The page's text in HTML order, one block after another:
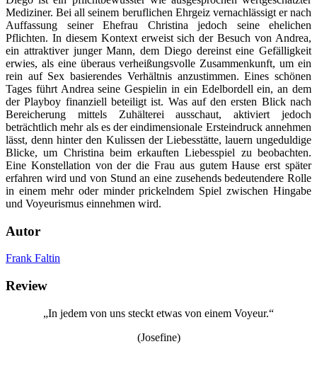
Mediziner. Bei all seinem beruflichen Ehrgeiz vernachlässigt er nach
Auffassung seiner Ehefrau Christina jedoch seine ehelichen
Pflichten. In diesem Kontext erweist sich der Besuch von Andrea,
ein attraktiver junger Mann, dem Diego dereinst eine Gefälligkeit
erwies, als eine überaus verheißungsvolle Zusammenkunft, um ein
rein auf Sex basierendes Verhältnis anzustimmen. Eines schönen
Tages führt Andrea seine Gespielin in ein Edelbordell ein, an dem
der Playboy finanziell beteiligt ist. Was auf den ersten Blick nach
Bereicherung mittels Zuhälterei ausschaut, aktiviert jedoch
beträchtlich mehr als es der eindimensionale Ersteindruck annehmen
lässt, denn hinter den Kulissen der Liebesstätte, lauern ungeduldige
Blicke, um Christina beim erkauften Liebesspiel zu beobachten.
Eine Konstellation von der die Frau aus gutem Hause erst später
erfahren wird und von Stund an eine zusehends bedeutendere Rolle
in einem mehr oder minder prickelndem Spiel zwischen Hingabe
und Voyeurismus einnehmen wird.
Autor
Frank Faltin
Review
„In jedem von uns steckt etwas von einem Voyeur.“
(Josefine)